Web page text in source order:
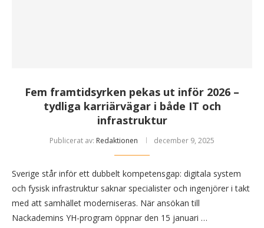
Fem framtidsyrken pekas ut inför 2026 –
tydliga karriärvägar i både IT och
infrastruktur
Publicerat av: Redaktionen december 9, 2025
Sverige står inför ett dubbelt kompetensgap: digitala system
och fysisk infrastruktur saknar specialister och ingenjörer i takt
med att samhället moderniseras. När ansökan till
Nackademins YH-program öppnar den 15 januari …